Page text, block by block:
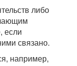
либо
если
связано.
например,